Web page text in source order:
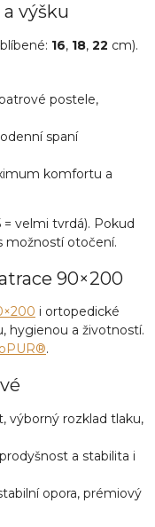
výšku
16, 18, 22 cm).
postele,
spaní
komfortu a
= velmi tvrdá). Pokud
možností otočení.
90×200
i ortopedické
hygienou a životností.
.
výborný rozklad tlaku,
a stabilita i
opora, prémiový